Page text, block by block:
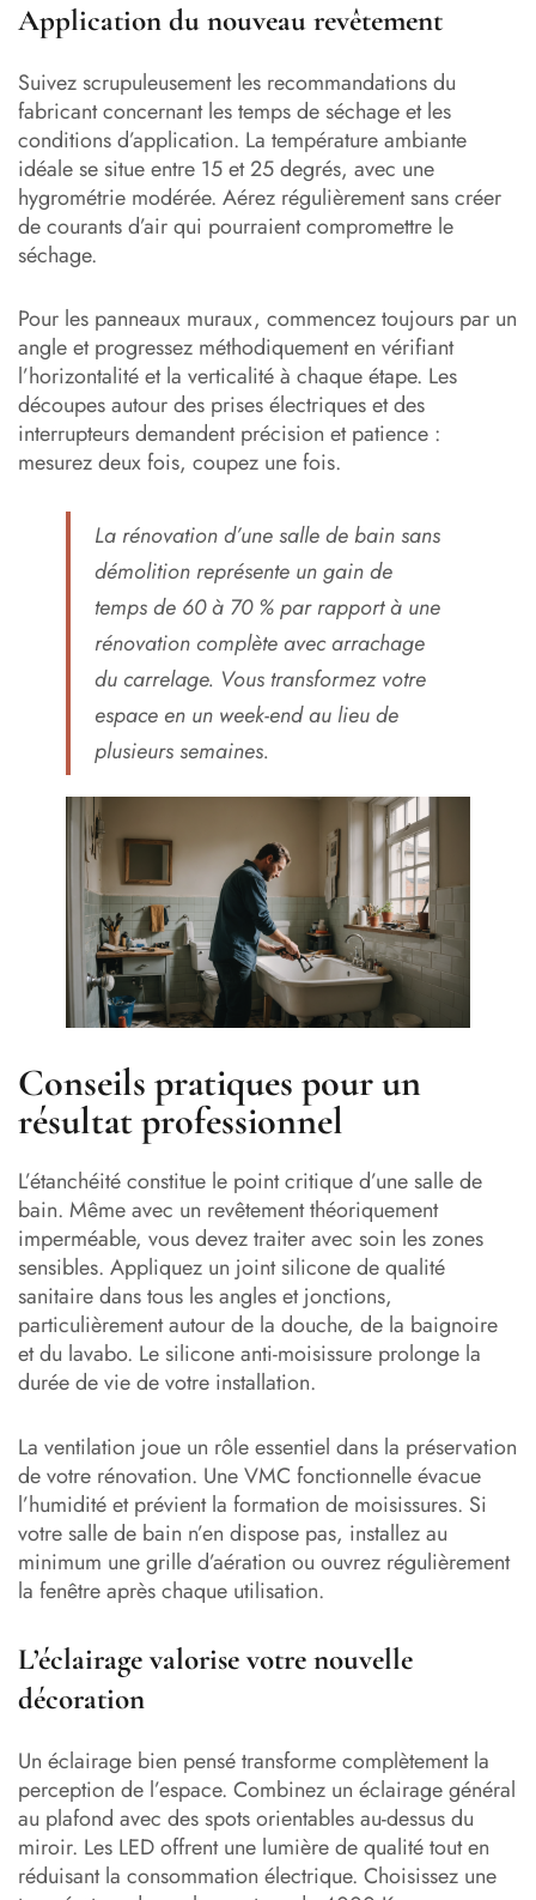
Application du nouveau revêtement
Suivez scrupuleusement les recommandations du
fabricant concernant les temps de séchage et les
conditions d’application. La température ambiante
idéale se situe entre 15 et 25 degrés, avec une
hygrométrie modérée. Aérez régulièrement sans créer
de courants d’air qui pourraient compromettre le
séchage.
Pour les panneaux muraux, commencez toujours par un
angle et progressez méthodiquement en vérifiant
l’horizontalité et la verticalité à chaque étape. Les
découpes autour des prises électriques et des
interrupteurs demandent précision et patience :
mesurez deux fois, coupez une fois.
La rénovation d’une salle de bain sans
démolition représente un gain de
temps de 60 à 70 % par rapport à une
rénovation complète avec arrachage
du carrelage. Vous transformez votre
espace en un week-end au lieu de
plusieurs semaines.
Conseils pratiques pour un
résultat professionnel
L’étanchéité constitue le point critique d’une salle de
bain. Même avec un revêtement théoriquement
imperméable, vous devez traiter avec soin les zones
sensibles. Appliquez un joint silicone de qualité
sanitaire dans tous les angles et jonctions,
particulièrement autour de la douche, de la baignoire
et du lavabo. Le silicone anti-moisissure prolonge la
durée de vie de votre installation.
La ventilation joue un rôle essentiel dans la préservation
de votre rénovation. Une VMC fonctionnelle évacue
l’humidité et prévient la formation de moisissures. Si
votre salle de bain n’en dispose pas, installez au
minimum une grille d’aération ou ouvrez régulièrement
la fenêtre après chaque utilisation.
L’éclairage valorise votre nouvelle
décoration
Un éclairage bien pensé transforme complètement la
perception de l’espace. Combinez un éclairage général
au plafond avec des spots orientables au-dessus du
miroir. Les LED offrent une lumière de qualité tout en
réduisant la consommation électrique. Choisissez une